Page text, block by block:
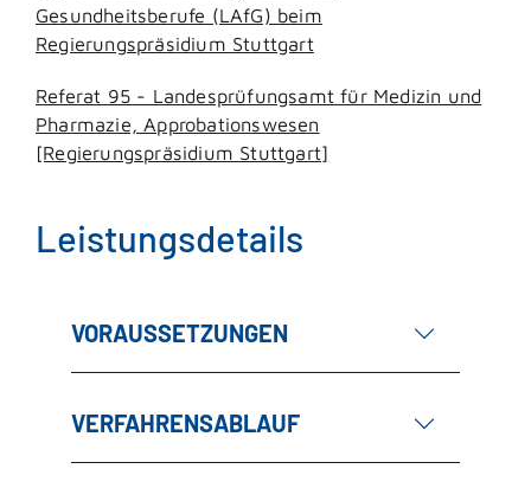
Gesundheitsberufe (LAfG) beim
Regierungspräsidium Stuttgart
Referat 95 - Landesprüfungsamt für Medizin und
Pharmazie, Approbationswesen
[Regierungspräsidium Stuttgart]
Leistungsdetails
VORAUSSETZUNGEN
VERFAHRENSABLAUF